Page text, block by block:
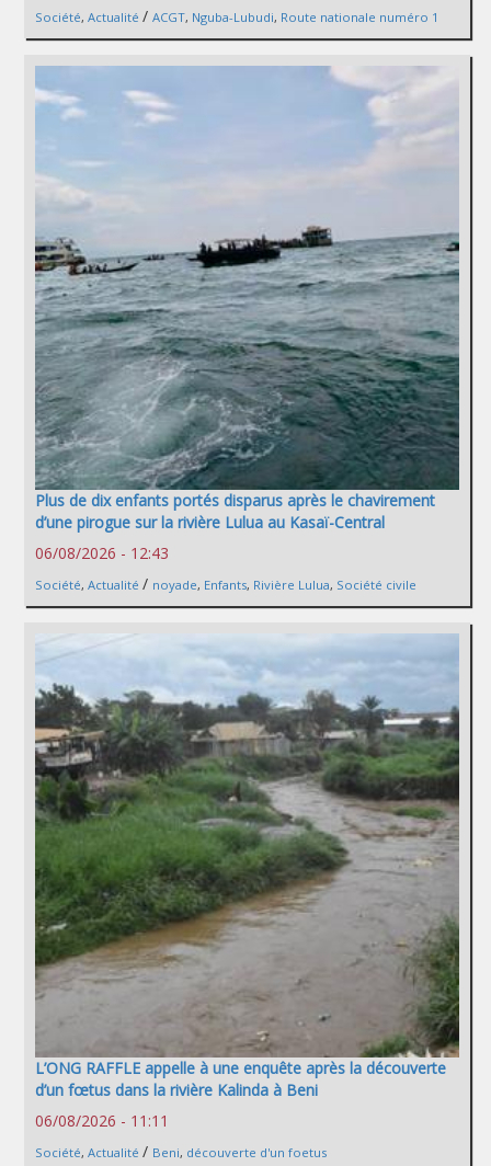
Société, Actualité / ACGT, Nguba-Lubudi, Route nationale numéro 1
Plus de dix enfants portés disparus après le chavirement
d’une pirogue sur la rivière Lulua au Kasaï-Central
06/08/2026 - 12:43
Société, Actualité / noyade, Enfants, Rivière Lulua, Société civile
L’ONG RAFFLE appelle à une enquête après la découverte
d’un fœtus dans la rivière Kalinda à Beni
06/08/2026 - 11:11
Société, Actualité / Beni, découverte d'un foetus